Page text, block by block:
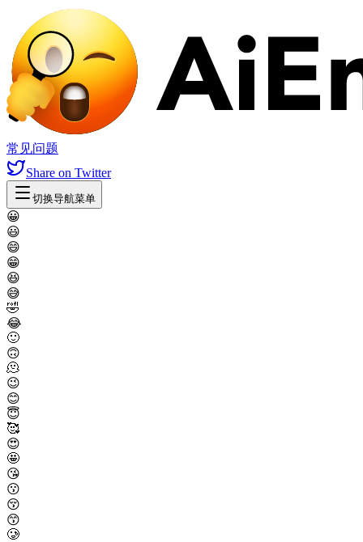
常见问题
Share on Twitter
切换导航菜单
😀
😃
😄
😁
😆
😅
🤣
😂
🙂
🙃
🫠
😉
😊
😇
🥰
😍
🤩
😘
😗
😚
😙
🥲